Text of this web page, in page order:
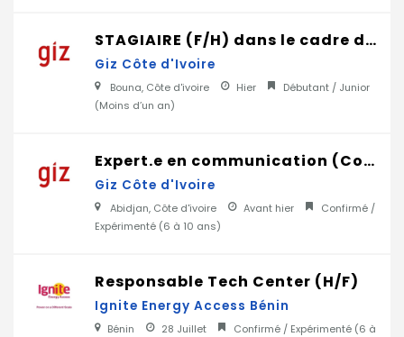
STAGIAIRE (F/H) dans le cadre des activités du Cluster Forêts et Biodiversité (Projet Pro2GRN II)_ à Bouna
Giz Côte d'Ivoire
Bouna, Côte d'ivoire Hier
Débutant / Junior
(Moins d’un an)
Expert.e en communication (Conseiller.ère en charge de la communication) _ projet ADEFA
Giz Côte d'Ivoire
Abidjan, Côte d'ivoire Avant hier
Confirmé /
Expérimenté (6 à 10 ans)
Responsable Tech Center (H/F)
Ignite Energy Access Bénin
Bénin 28 Juillet Confirmé / Expérimenté (6 à